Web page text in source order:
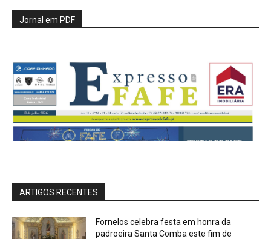
Jornal em PDF
ARTIGOS RECENTES
Fornelos celebra festa em honra da
padroeira Santa Comba este fim de